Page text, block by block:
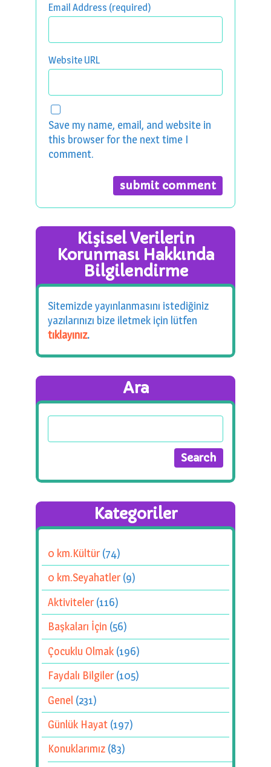
Email Address (required)
Website URL
Save my name, email, and website in
this browser for the next time I
comment.
Kişisel Verilerin
Korunması Hakkında
Bilgilendirme
Sitemizde yayınlanmasını istediğiniz
yazılarınızı bize iletmek için lütfen
tıklayınız.
Ara
Kategoriler
0 km.Kültür(74)
0 km.Seyahatler(9)
Aktiviteler(116)
Başkaları İçin (56)
Çocuklu Olmak (196)
Faydalı Bilgiler(105)
Genel (231)
Günlük Hayat (197)
Konuklarımız (83)